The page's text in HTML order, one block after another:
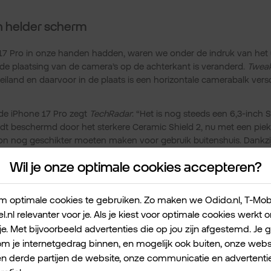
helder scherm
Pro in onze handen hadden, waren we onder de indruk van het
plaatsing van de camera’s op de achterkant is veranderd.
en daarvoor in de plaats is een horizontale camerabalk
iPhone 17 Pro zegt TechRadar: “Het is nog steeds een 6,3-inch
beschermd door het sterkere Ceramic Shield 2, nu met een
nog geschikter moeten maken voor gebruik buitenshuis.
gamesessies ook soepel.” Het 6,9 inch-scherm van de
voegt toe: “Apple heeft de anti-reflectielaag verbeterd, maar
is.”
Zakelijk
17 Pro
Wil je onze optimale cookies accepteren?
optimale cookies te gebruiken. Zo maken we Odido.nl, T-
relevanter voor je. Als je kiest voor optimale cookies werkt
Met bijvoorbeeld advertenties die op jou zijn afgestemd. Je
je internetgedrag binnen, en mogelijk ook buiten, onze
derde partijen de website, onze communicatie en